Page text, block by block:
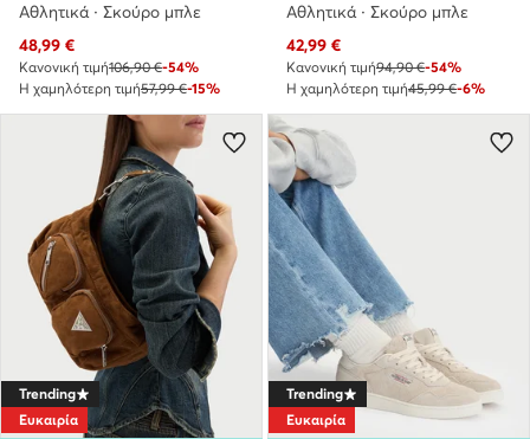
Αθλητικά · Σκούρο μπλε
Τρέχουσα τιμή
48,99 €
Κανονική τιμή106,90 €-54%
Η χαμηλότερη τιμή57,99 €-15%
Αθλητικά · Σκούρο μπλε
Τρέχουσα τιμή
42,99 €
Κανονική τιμή94,90 €-54%
Η χαμηλότερη τιμή45,99 €-6%
Trending
Ευκαιρία
Trending
Ευκαιρία